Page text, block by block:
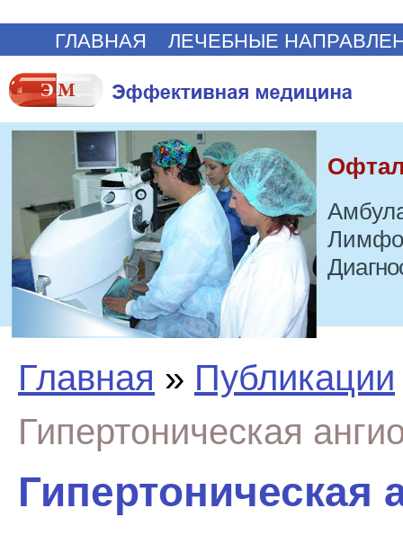
ГЛАВНАЯ ЛЕЧЕБНЫЕ
Главная » Публикации
Гипертоническая
Гипертоническая